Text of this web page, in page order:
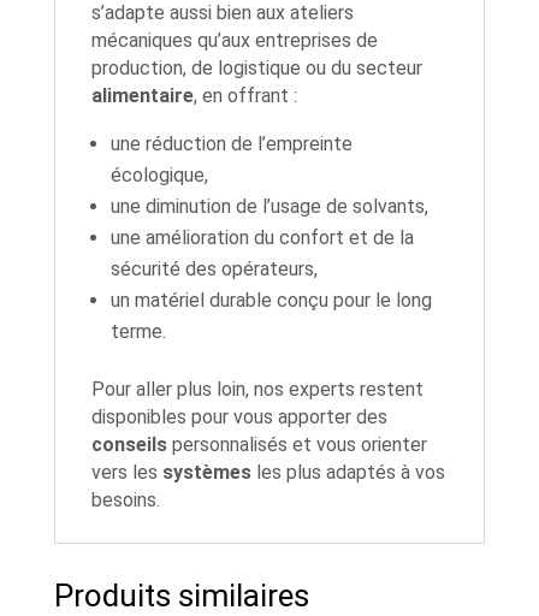
s’adapte aussi bien aux ateliers
mécaniques qu’aux entreprises de
production, de logistique ou du secteur
alimentaire, en offrant :
une réduction de l’empreinte
écologique,
une diminution de l’usage de solvants,
une amélioration du confort et de la
sécurité des opérateurs,
un matériel durable conçu pour le long
terme.
Pour aller plus loin, nos experts restent
disponibles pour vous apporter des
conseilspersonnalisés et vous orienter
vers les systèmesles plus adaptés à vos
besoins.
Produits similaires